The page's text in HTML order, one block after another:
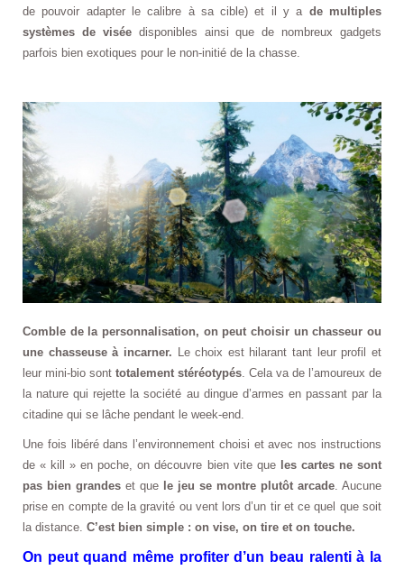
de pouvoir adapter le calibre à sa cible) et il y a de multiples
systèmes de viséedisponibles ainsi que de nombreux gadgets
parfois bien exotiques pour le non-initié de la chasse.
Comble de la personnalisation, on peut choisir un chasseur ou
une chasseuse à incarner. Le choix est hilarant tant leur profil et
leur mini-bio sont totalement stéréotypés. Cela va de l’amoureux de
la nature qui rejette la société au dingue d’armes en passant par la
citadine qui se lâche pendant le week-end.
Une fois libéré dans l’environnement choisi et avec nos instructions
de « kill » en poche, on découvre bien vite que les cartes ne sont
pas bien grandes et que le jeu se montre plutôt arcade. Aucune
prise en compte de la gravité ou vent lors d’un tir et ce quel que soit
la distance. C’est bien simple : on vise, on tire et on touche.
On peut quand même profiter d’un beau ralenti à la